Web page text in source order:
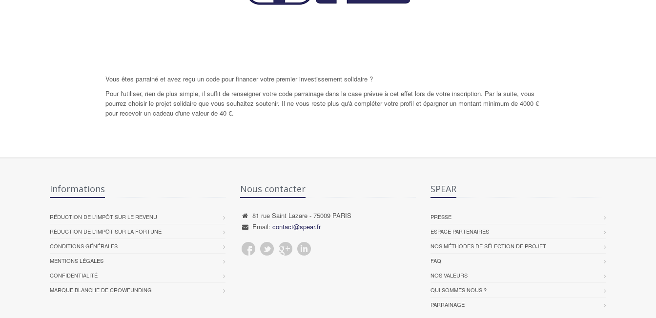
Vous êtes parrainé et avez reçu un code pour financer votre premier investissement solidaire ?
Pour l'utiliser, rien de plus simple, il suffit de renseigner votre code parrainage dans la case prévue à cet effet lors de votre inscription. Par la suite, vous
pourrez choisir le projet solidaire que vous souhaitez soutenir. Il ne vous reste plus qu'à compléter votre profil et épargner un montant minimum de 4000 €
pour recevoir un cadeau d'une valeur de 40 €.
Informations
RÉDUCTION DE L'IMPÔT SUR LE REVENU
RÉDUCTION DE L'IMPÔT SUR LA FORTUNE
CONDITIONS GÉNÉRALES
MENTIONS LÉGALES
CONFIDENTIALITÉ
MARQUE BLANCHE DE CROWFUNDING
Nous contacter
81 rue Saint Lazare - 75009 PARIS
Email: contact@spear.fr
SPEAR
PRESSE
ESPACE PARTENAIRES
NOS MÉTHODES DE SÉLECTION DE PROJET
FAQ
NOS VALEURS
QUI SOMMES NOUS ?
PARRAINAGE